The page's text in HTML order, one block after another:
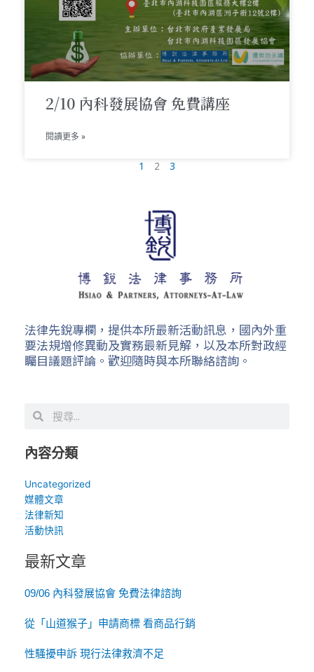
2/10 內科發展協會 免費講座
閱讀更多 »
1 2 3
法律先銳專欄，提供本所最新活動訊息，國內外重
要法規增修異動及實務最新見解，以及本所對政經
矚目議題評論。歡迎隨時與本所聯絡諮詢。
尋
內容分類
Uncategorized
媒體文章
法律新知
活動快訊
最新文章
09/06 內科發展協會 免費法律諮詢
從「山道猴子」申請商標 看商品行銷
性騷擾申訴 現行法律救濟不足